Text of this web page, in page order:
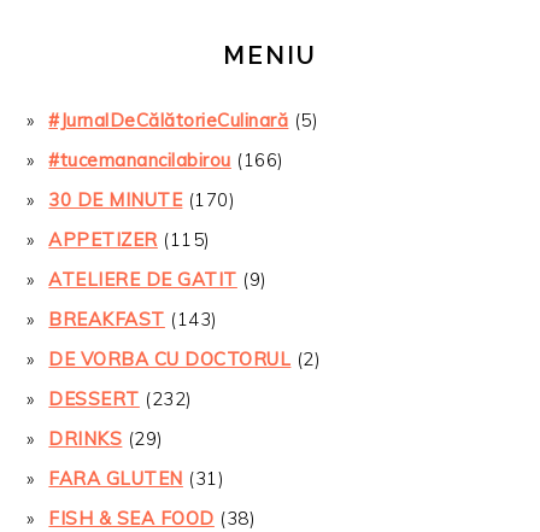
MENIU
#JurnalDeCălătorieCulinară (5)
#tucemanancilabirou (166)
30 DE MINUTE(170)
APPETIZER(115)
ATELIERE DE GATIT (9)
BREAKFAST (143)
DE VORBA CU DOCTORUL (2)
DESSERT (232)
DRINKS (29)
FARA GLUTEN (31)
FISH & SEA FOOD (38)